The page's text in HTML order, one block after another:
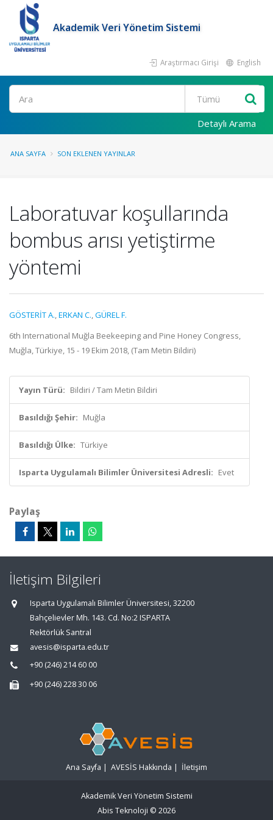
Akademik Veri Yönetim Sistemi
Araştırmacı Girişi English
Ara
Detaylı Arama
ANA SAYFA SON EKLENEN YAYINLAR
Laboratuvar koşullarında
bombus arısı yetiştirme
yöntemi
GÖSTERİT A.,ERKAN C.,GÜREL F.
6th International Muğla Beekeeping and Pine Honey Congress,
Muğla, Türkiye, 15 - 19 Ekim 2018, (Tam Metin Bildiri)
Yayın Türü: Bildiri / Tam Metin Bildiri
Basıldığı Şehir: Muğla
Basıldığı Ülke: Türkiye
Isparta Uygulamalı Bilimler Üniversitesi Adresli: Evet
Paylaş
İletişim Bilgileri
Isparta Uygulamalı Bilimler Üniversitesi, 32200
Bahçelievler Mh. 143. Cd. No:2 ISPARTA
Rektörlük Santral
avesis@isparta.edu.tr
+90 (246) 214 60 00
+90 (246) 228 30 06
Ana Sayfa | AVESİS Hakkında | İletişim
Akademik Veri Yönetim Sistemi
Abis Teknoloji © 2026